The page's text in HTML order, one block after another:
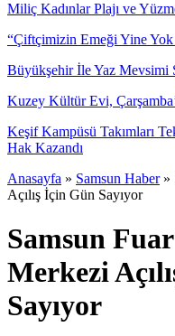
Miliç Kadınlar Plajı ve
“Çiftçimizin Emeği Yine Yok
Büyükşehir İle Yaz Mevsimi
Kuzey Kültür Evi,
Keşif Kampüsü Takımları
Hak Kazandı
Anasayfa » Samsun Haber »
Açılış İçin Gün Sayıyor
Samsun
Merkezi
Sayıyor